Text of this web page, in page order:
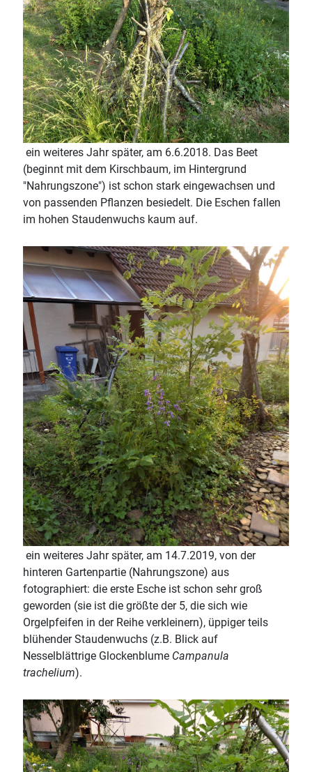
ein weiteres Jahr später, am 6.6.2018. Das Beet
(beginnt mit dem Kirschbaum, im Hintergrund
"Nahrungszone") ist schon stark eingewachsen und
von passenden Pflanzen besiedelt. Die Eschen fallen
im hohen Staudenwuchs kaum auf.
ein weiteres Jahr später, am 14.7.2019, von der
hinteren Gartenpartie (Nahrungszone) aus
fotographiert: die erste Esche ist schon sehr groß
geworden (sie ist die größte der 5, die sich wie
Orgelpfeifen in der Reihe verkleinern), üppiger teils
blühender Staudenwuchs (z.B. Blick auf
Nesselblättrige Glockenblume Campanula
trachelium).